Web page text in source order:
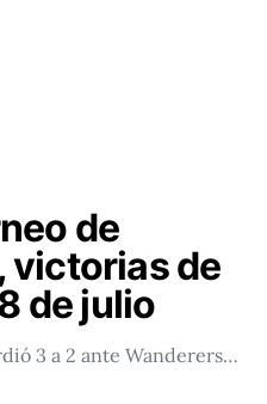
de
victorias de
de julio
3 a 2 ante Wanderers…